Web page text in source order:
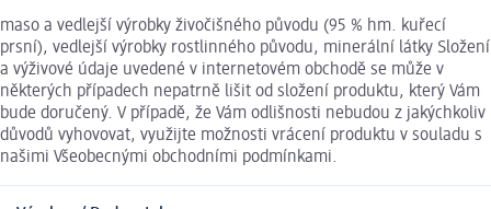
maso a vedlejší výrobky živočišného původu (95 % hm. kuřecí
prsní), vedlejší výrobky rostlinného původu, minerální látky Složení
a výživové údaje uvedené v internetovém obchodě se může v
některých případech nepatrně lišit od složení produktu, který Vám
bude doručený. V případě, že Vám odlišnosti nebudou z jakýchkoliv
důvodů vyhovovat, využijte možnosti vrácení produktu v souladu s
našimi Všeobecnými obchodními podmínkami.